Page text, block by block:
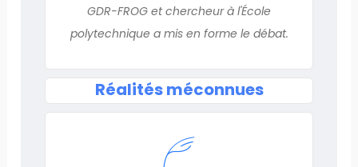
GDR-FROG et chercheur à l'École
polytechnique a mis en forme le débat.
Réalités méconnues